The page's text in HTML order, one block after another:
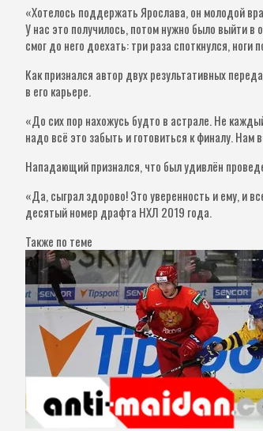
«Хотелось поддержать Ярослава, он молодой
У нас это получилось, потом нужно было выйти
смог до него доехать: три раза споткнулся,
Как признался автор двух результативных
в его карьере.
«До сих пор нахожусь будто в астрале. Не
надо всё это забыть и готовиться к финалу.
Нападающий признался, что был удивлён
«Да, сыграл здорово! Это уверенность и ему, и
десятый номер драфта НХЛ 2019 года.
Также по теме